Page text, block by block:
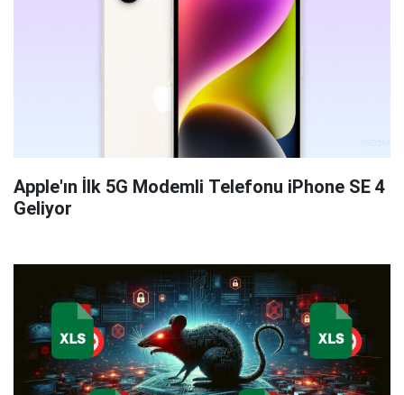
Apple'ın İlk 5G Modemli Telefonu iPhone SE 4
Geliyor